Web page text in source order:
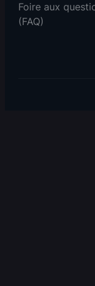
Foire aux
(FAQ)